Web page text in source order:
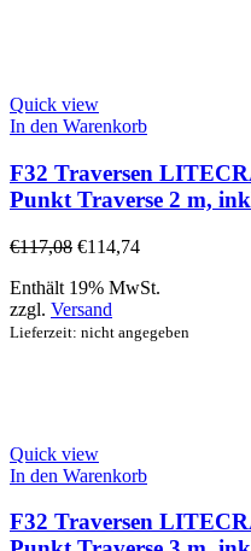
Quick view
In den Warenkorb
F32 Traversen
Punkt Traverse 2 m,
€117,08 €114,74
Enthält 19% MwSt.
zzgl. Versand
Lieferzeit: nicht angegeben
Quick view
In den Warenkorb
F32 Traversen